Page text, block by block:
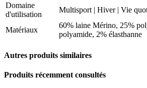
Domaine
d'utilisation
Multisport | Hiver| Vie
Matériaux
60% laine Mérino, 25%
polyamide, 2% élasthanne
Autres produits similaires
Produits récemment consultés